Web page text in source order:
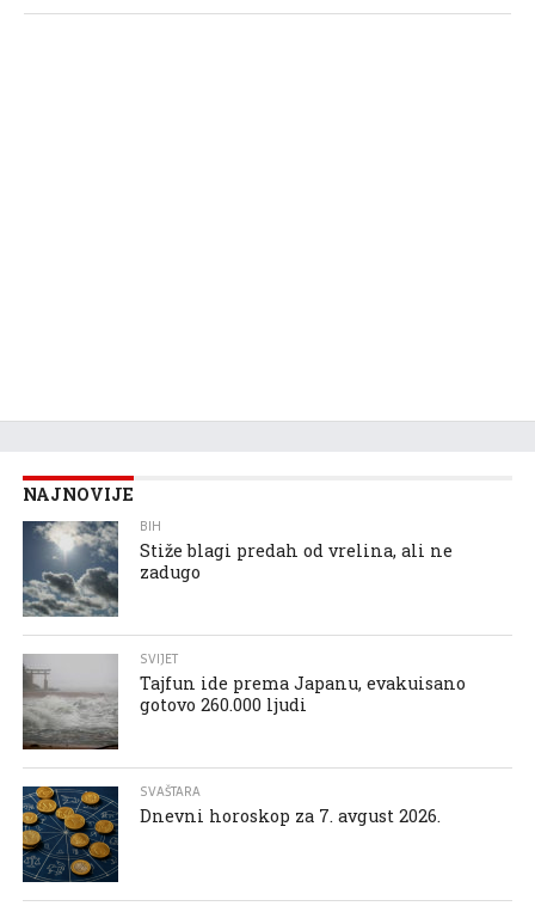
NAJNOVIJE
BIH
Stiže blagi predah od vrelina, ali ne
zadugo
SVIJET
Tajfun ide prema Japanu, evakuisano
gotovo 260.000 ljudi
SVAŠTARA
Dnevni horoskop za 7. avgust 2026.